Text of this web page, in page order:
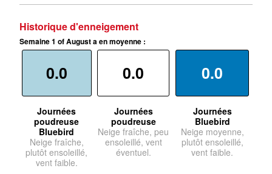
Historique d'enneigement
Semaine 1 of August a en moyenne :
0.0
Journées
poudreuse
Bluebird
Neige fraîche,
plutôt ensoleillé,
vent faible.
0.0
Journées
poudreuse
Neige fraîche, peu
ensoleillé, vent
éventuel.
0.0
Journées
Bluebird
Neige moyenne,
plutôt ensoleillé,
vent faible.